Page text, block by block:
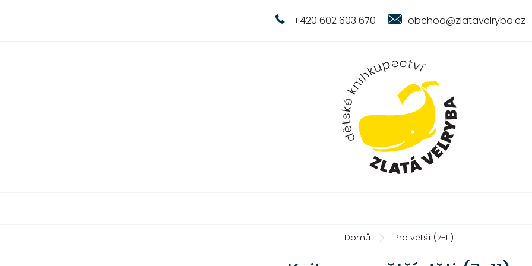
+420 602 603 670 obchod@zlatavelryba.cz
Domů Pro větší (7-11)